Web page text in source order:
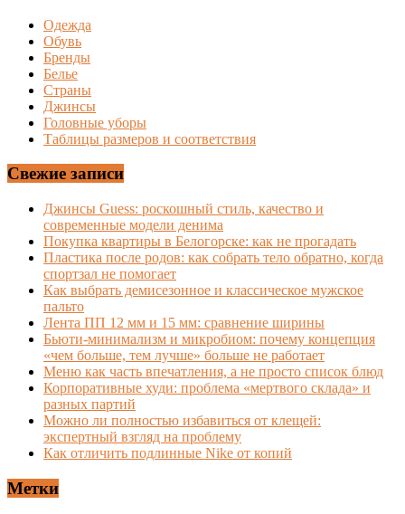
Одежда
Обувь
Бренды
Белье
Страны
Джинсы
Головные уборы
Таблицы размеров и соответствия
Свежие записи
Джинсы Guess: роскошный стиль, качество и
современные модели денима
Покупка квартиры в Белогорске: как не прогадать
Пластика после родов: как собрать тело обратно, когда
спортзал не помогает
Как выбрать демисезонное и классическое мужское
пальто
Лента ПП 12 мм и 15 мм: сравнение ширины
Бьюти-минимализм и микробиом: почему концепция
«чем больше, тем лучше» больше не работает
Меню как часть впечатления, а не просто список блюд
Корпоративные худи: проблема «мертвого склада» и
разных партий
Можно ли полностью избавиться от клещей:
экспертный взгляд на проблему
Как отличить подлинные Nike от копий
Метки